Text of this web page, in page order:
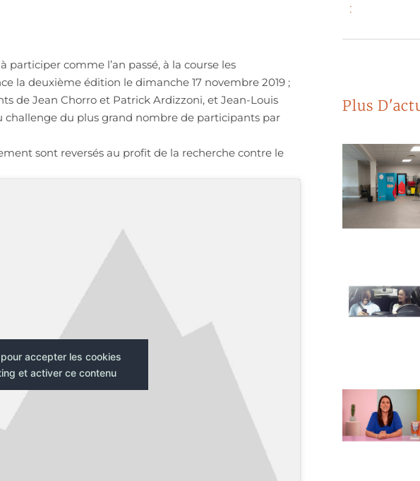
participer comme l’an passé, à la course les
la deuxième édition le dimanche 17 novembre 2019 ;
de Jean Chorro et Patrick Ardizzoni, et Jean-Louis
du plus grand nombre de participants par
sont reversés au profit de la recherche contre le
accepter les cookies
et activer ce contenu
:
Plus